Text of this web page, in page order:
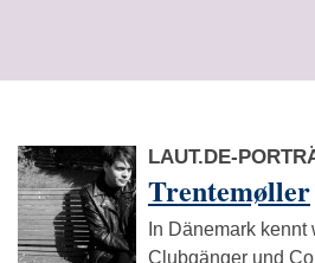
LAUT.DE-
Trentemøller
In Dänemark
Clubgänger und